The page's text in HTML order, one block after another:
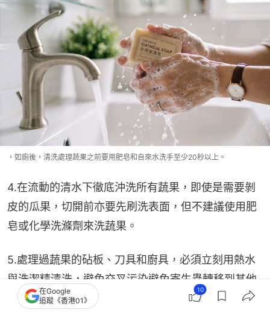
，如廁後，清洗處理蔬果之前要用肥皂和自來水洗手至少20秒以上。
4.在流動的清水下徹底沖洗所有蔬果，即使是需要剝
皮的瓜果，切開前亦要先刷洗表面，但不建議使用肥
皂或化學洗滌劑來洗蔬果。
5.處理過蔬果的砧板、刀具和廚具，必須立刻用熱水
與洗潔精清洗，避免交叉污染避免寄生蟲轉移到其他
準備好要入口的食物
在Google
追蹤《香港01》
10